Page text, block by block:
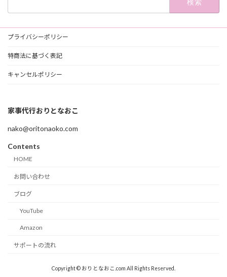
プライバシーポリシー
特商法に基づく表記
キャンセルポリシー
家事代行おりとなおこ
nako@oritonaoko.com
Contents
HOME
お問い合わせ
ブログ
YouTube
Amazon
サポートの流れ
Copyright © おりとなおこ.com All Rights Reserved.